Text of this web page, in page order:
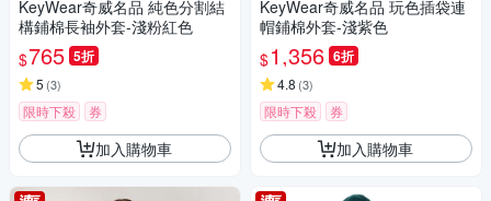
KeyWear奇威名品 純色分割結
構鋪棉長袖外套-淺粉紅色
$765 5折
5 (3)
限時下殺 券
加入購物車
KeyWear奇威名品 玩色插袋連
帽鋪棉外套-淺紫色
$1,356 6折
4.8 (3)
限時下殺 券
加入購物車